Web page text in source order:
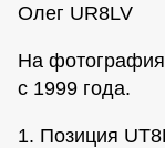
Олег UR8LV
На
с 1999 года.
1. Позиция